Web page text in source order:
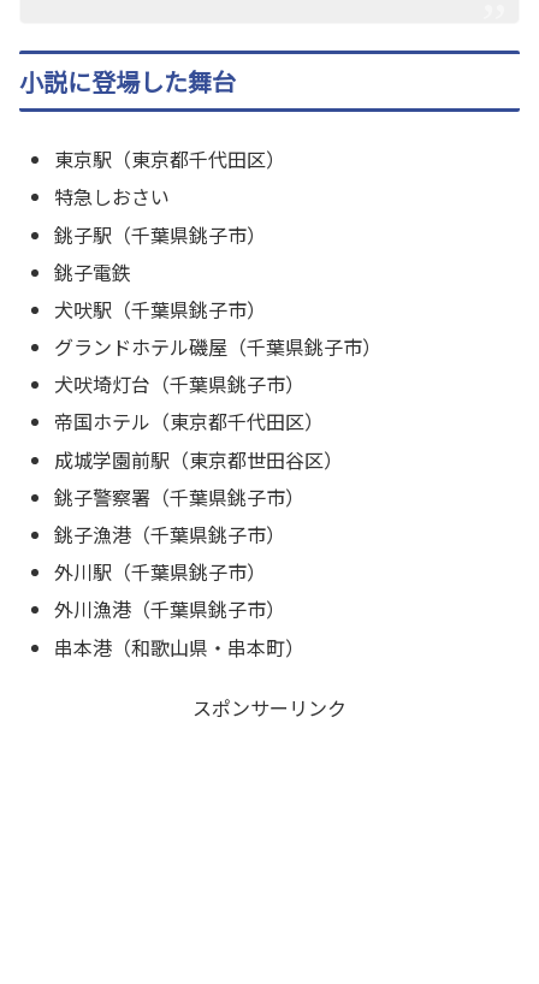
小説に登場した舞台
東京駅（東京都千代田区）
特急しおさい
銚子駅（千葉県銚子市）
銚子電鉄
犬吠駅（千葉県銚子市）
グランドホテル磯屋（千葉県銚子市）
犬吠埼灯台（千葉県銚子市）
帝国ホテル（東京都千代田区）
成城学園前駅（東京都世田谷区）
銚子警察署（千葉県銚子市）
銚子漁港（千葉県銚子市）
外川駅（千葉県銚子市）
外川漁港（千葉県銚子市）
串本港（和歌山県・串本町）
スポンサーリンク